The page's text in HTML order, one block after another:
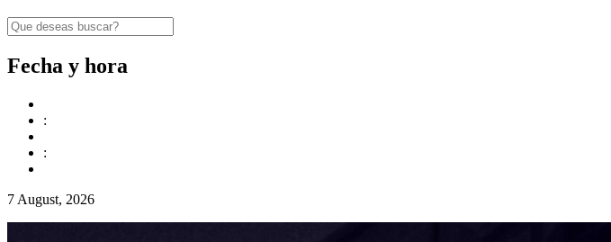
Fecha y hora
:
:
7 August, 2026